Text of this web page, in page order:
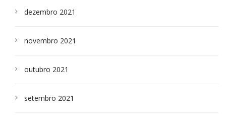
dezembro 2021
novembro 2021
outubro 2021
setembro 2021